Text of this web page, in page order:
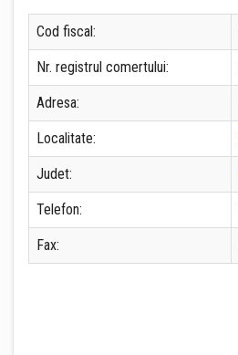
Cod fiscal:
Nr. registrul comertului:
Adresa:
Localitate:
Judet:
Telefon:
Fax: